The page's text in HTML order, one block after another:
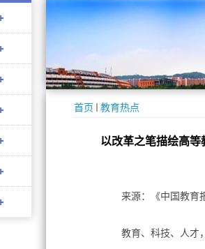
首页 教育热点
以改革之笔描绘高
来源：《中国教育
教育、科技、人才